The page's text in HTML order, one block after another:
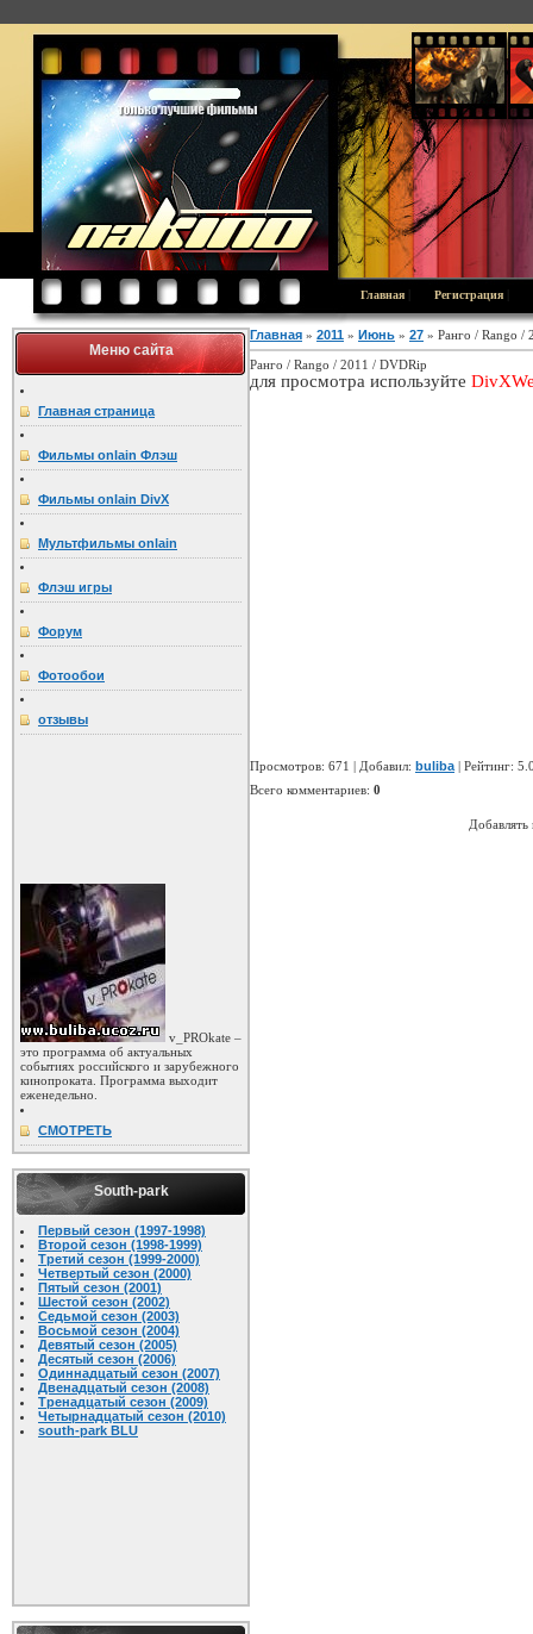
Главная Регистрация
Меню сайта
Главная страница
Фильмы onlain Флэш
Фильмы onlain DivX
Мультфильмы onlain
Флэш игры
Форум
Фотообои
отзывы
v_PROkate –
это программа об актуальных
событиях российского и зарубежного
кинопроката. Программа выходит
еженедельно.
СМОТРЕТЬ
South-park
Первый сезон (1997-1998)
Второй сезон (1998-1999)
Третий сезон (1999-2000)
Четвертый сезон (2000)
Пятый сезон (2001)
Шестой сезон (2002)
Седьмой сезон (2003)
Восьмой сезон (2004)
Девятый сезон (2005)
Десятый сезон (2006)
Одиннадцатый сезон (2007)
Двенадцатый сезон (2008)
Тренадцатый сезон (2009)
Четырнадцатый сезон (2010)
south-park BLU
Главная » 2011 » Июнь » 27 » Ранго / Rango /
Ранго / Rango / 2011 / DVDRip
для просмотра используйте
Просмотров: 671 | Добавил: buliba | Рейтинг:
Всего комментариев: 0
Добавлять